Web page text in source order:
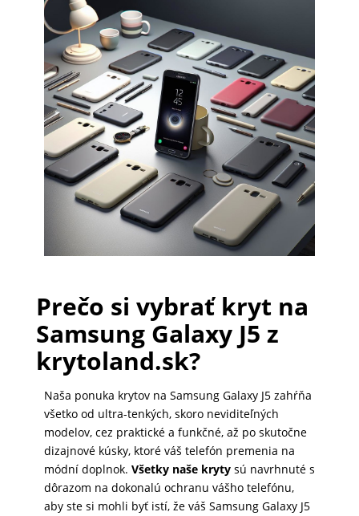
PRÍSLUŠENSTVO
PRÍSLUŠENSTVO
NOTEBOOK
GAMING
AUTOPRÍSLUŠENSTVO
DOMÁCNOSŤ
Prečo si vybrať kryt na
Samsung Galaxy J5 z
krytoland.sk?
Naša ponuka krytov na Samsung Galaxy J5 zahŕňa
všetko od ultra-tenkých, skoro neviditeľných
modelov, cez praktické a funkčné, až po skutočne
dizajnové kúsky, ktoré váš telefón premenia na
módní doplnok. Všetky naše krytysú navrhnuté s
dôrazom na dokonalú ochranu vášho telefónu,
aby ste si mohli byť istí, že váš Samsung Galaxy J5